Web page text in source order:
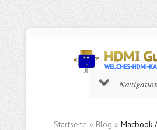
Startseite » Blog » Macbook